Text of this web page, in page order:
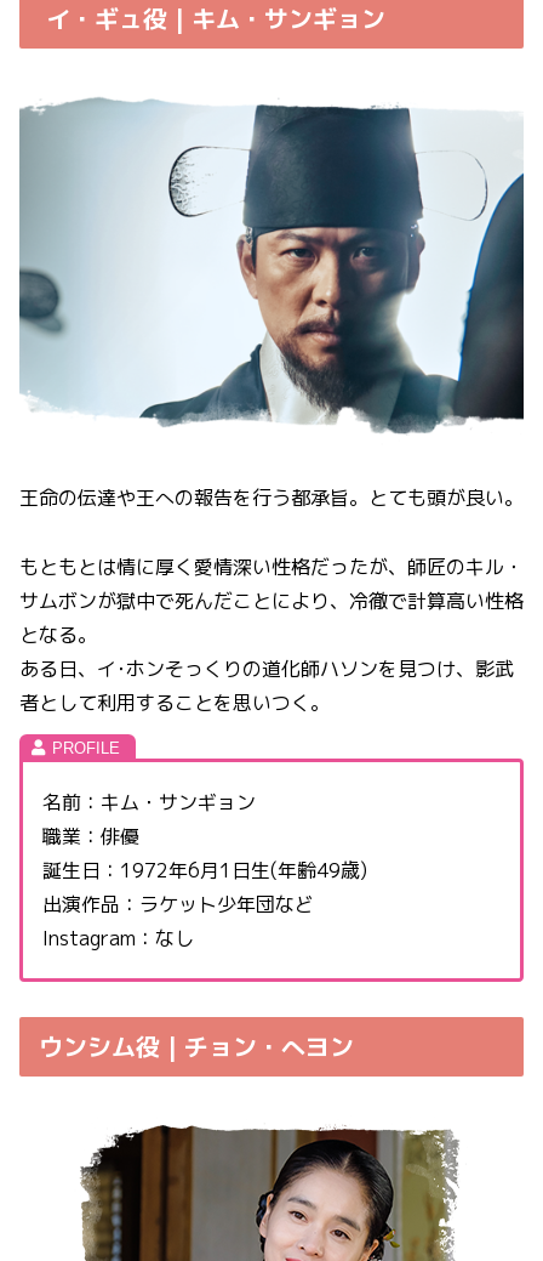
イ・ギュ役 | キム・サンギョン
王命の伝達や王への報告を行う都承旨。とても頭が良い。
もともとは情に厚く愛情深い性格だったが、師匠のキル・
サムボンが獄中で死んだことにより、冷徹で計算高い性格
となる。
ある日、イ･ホンそっくりの道化師ハソンを見つけ、影武
者として利用することを思いつく。
名前：キム・サンギョン
職業：俳優
誕生日：1972年6月1日生(年齢49歳)
出演作品：ラケット少年団など
Instagram：なし
ウンシム役 | チョン・へヨン